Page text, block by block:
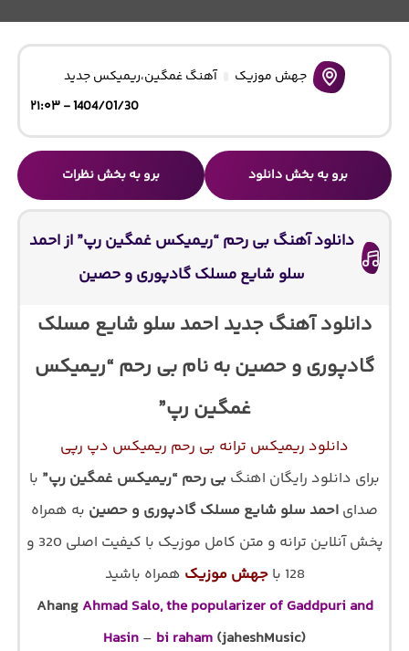
جهش موزیک آهنگ غمگین،ریمیکس جدید
1404/01/30 - ۲۱:۰۳
برو به بخش دانلود برو به بخش نظرات
دانلود آهنگ بی رحم “ریمیکس غمگین رپ” از احمد
سلو شایع مسلک گادپوری و حصین
دانلود آهنگ جدید احمد سلو شایع مسلک
گادپوری و حصین به نام بی رحم “ریمیکس
غمگین رپ”
دانلود ریمیکس ترانه بی رحم ریمیکس دپ رپی
برای دانلود رایگان اهنگ بی رحم “ریمیکس غمگین رپ” با
صدای احمد سلو شایع مسلک گادپوری و حصین به همراه
پخش آنلاین ترانه و متن کامل موزیک با کیفیت اصلی 320 و
128 با
جهش موزیک همراه باشید
Ahang Ahmad Salo, the popularizer of Gaddpuri and
Hasin – bi raham (jaheshMusic)